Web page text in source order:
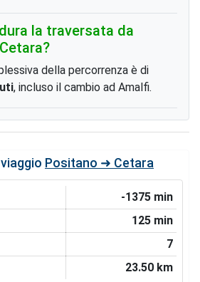
la traversata da
della percorrenza è di
, incluso il cambio ad Amalfi.
Positano ➜ Cetara
-1375 min
125 min
7
23.50 km